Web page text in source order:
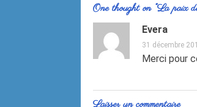
One thought on “La paix
Evera
31 décembre
Merci pour